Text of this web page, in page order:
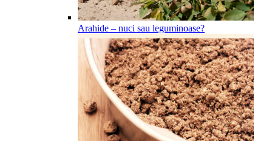
Arahide – nuci sau leguminoase?